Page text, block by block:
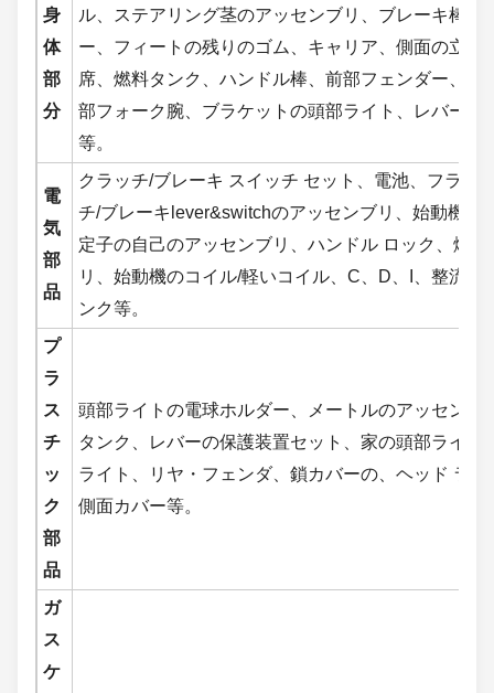
身
体
部
分
ル、ステアリング茎のアッセンブリ、ブレーキ棒、
ー、フィートの残りのゴム、キャリア、側面の立場
席、燃料タンク、ハンドル棒、前部フェンダー、前
部フォーク腕、ブラケットの頭部ライト、レバー
等。
電
気
部
品
クラッチ/ブレーキ スイッチ セット、電池、フライ
チ/ブレーキlever&switchのアッセンブリ、始動機の
定子の自己のアッセンブリ、ハンドル ロック、燃
リ、始動機のコイル/軽いコイル、C、D、I、整流
ンク等。
プ
ラ
ス
チ
ッ
ク
部
品
頭部ライトの電球ホルダー、メートルのアッセンブ
タンク、レバーの保護装置セット、家の頭部ライト
ライト、リヤ・フェンダ、鎖カバーの、ヘッド ラ
側面カバー等。
ガ
ス
ケ